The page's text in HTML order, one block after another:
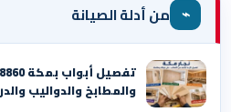
⌁ من أدلة الصيانة
والمطابخ والدواليب